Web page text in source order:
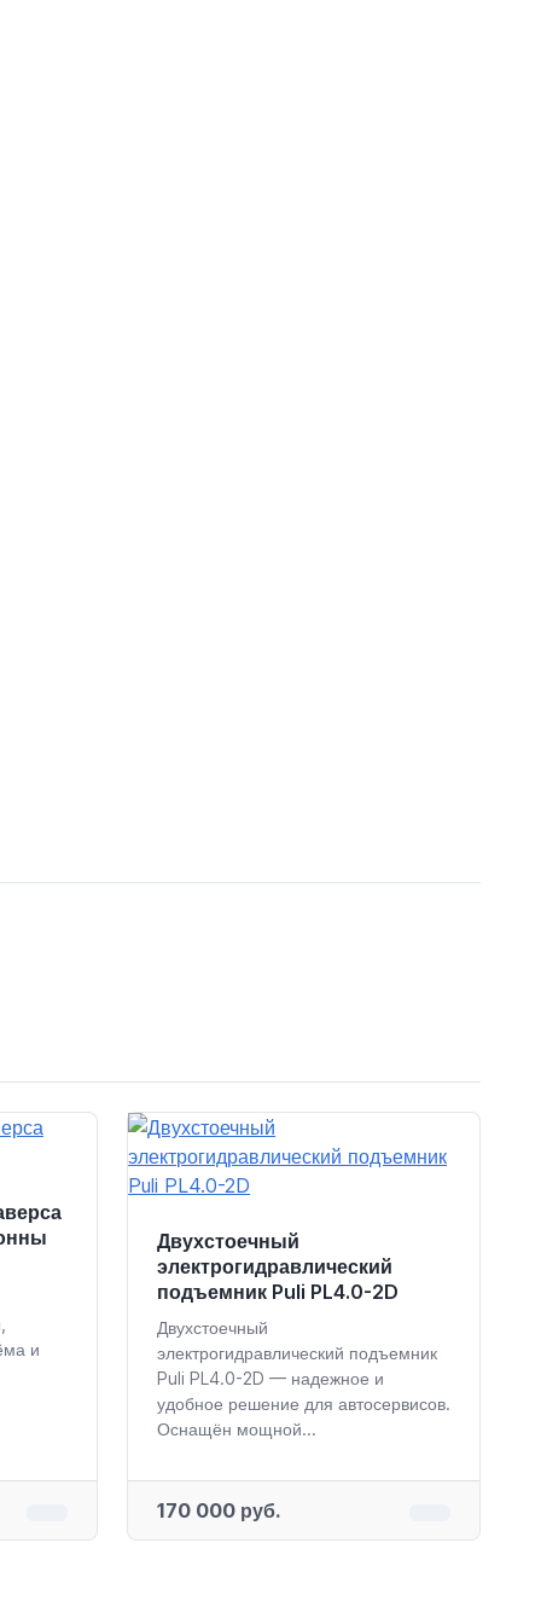
и
Двухстоечный
электрогидравлический
подъемник Puli PL4.0-2D
Двухстоечный
электрогидравлический подъемник
Puli PL4.0-2D — надежное и
удобное решение для автосервисов.
Оснащён мощной...
170 000 руб.